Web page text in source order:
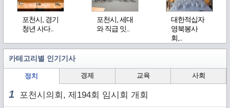
포천시, 경기
청년 사다..
포천시, 세대
와 직급 잇..
대한적십자
영북봉사
회,..
카테고리별 인기기사
정치 경제 교육 사회
1 포천시의회, 제194회 임시회 개회